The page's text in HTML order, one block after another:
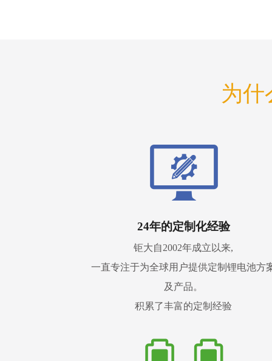
为什
24年的定制化经验
钜大自2002年成立以来,
一直专注于为全球用户提供定制锂电池方
及产品。
积累了丰富的定制经验